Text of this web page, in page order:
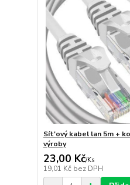
Sít'ový kabel lan 5m +
výroby
23,00 Kč/Ks
19,01 Kč bez DPH